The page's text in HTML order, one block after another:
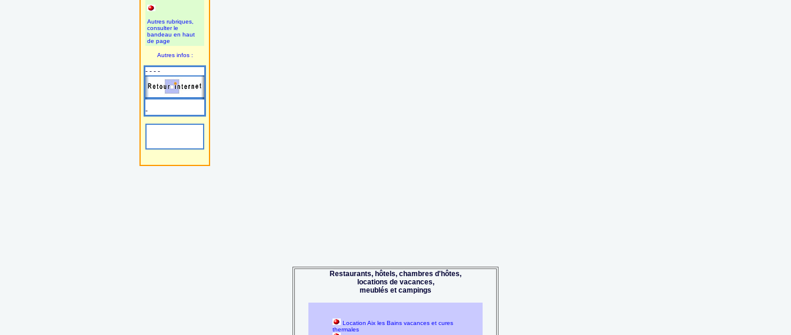
Autres rubriques,
consulter le
bandeau en haut
de page
Autres infos :
- - - -
-
Restaurants, hôtels, chambres d'hôtes,
locations de vacances,
meublés et campings
Location Aix les Bains vacances et cures
thermales